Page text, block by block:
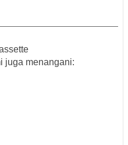
juga menangani: